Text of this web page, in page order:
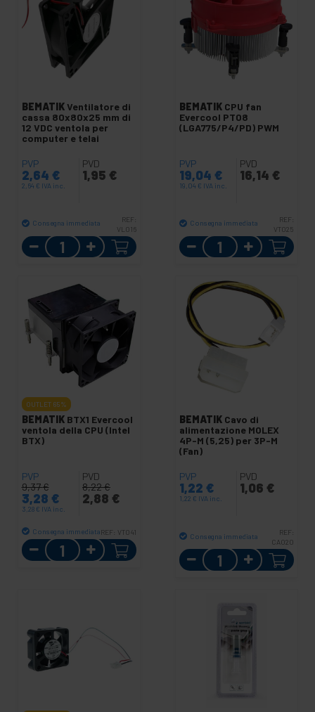
BEMATIK Ventilatore di
cassa 80x80x25 mm di
12 VDC ventola per
computer e telai
PVP
2,64 €
2,64 € IVA inc.
PVD
1,95 €
Consegna immediata
REF:
VL016
Quantità
BEMATIK CPU fan
Evercool PT08
(LGA775/P4/PD) PWM
PVP
19,04 €
19,04 € IVA inc.
PVD
16,14 €
Consegna immediata
REF:
VT025
Quantità
OUTLET 65%
BEMATIK BTX1 Evercool
ventola della CPU (Intel
BTX)
PVP
9,37€
3,28 €
3,28 € IVA inc.
PVD
8,22€
2,88 €
Consegna immediataREF: VT041
Quantità
BEMATIK Cavo di
alimentazione MOLEX
4P-M (5,25) per 3P-M
(Fan)
PVP
1,22 €
1,22 € IVA inc.
PVD
1,06 €
Consegna immediata
REF:
CA020
Quantità